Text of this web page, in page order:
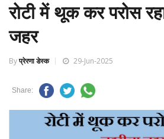
रोटी में थूक कर परोस
जहर
Byप्रेरणा डेस्क 29-Jun-2025
Share: